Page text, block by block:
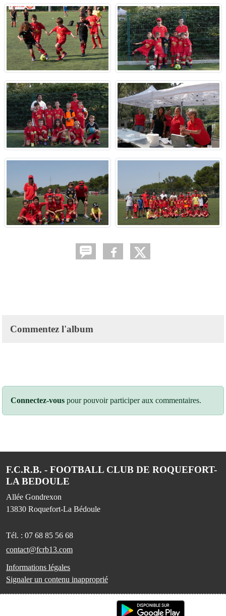
Commentez l'album
Connectez-vous pour pouvoir participer aux commentaires.
F.C.R.B. - FOOTBALL CLUB DE ROQUEFORT-
LA BEDOULE
Allée Gondrexon
13830 Roquefort-La Bédoule
Tél. : 07 68 85 56 68
contact@fcrb13.com
Informations légales
Signaler un contenu inapproprié